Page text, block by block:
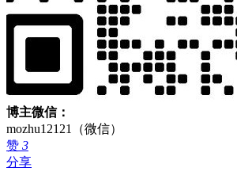
博主微信：
mozhu12121（微信）
赞 3
分享